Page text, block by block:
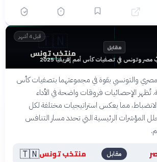
قبل 4 أشهر
مقابل 🇹🇳
منتخب تونسمصر وتونس في تصفيات كأس أمم إفريقيا 2025
والتونسي بقوة في مجموعتهما بتصفيات كأس
تُظهر الإحصائيات فروقات واضحة في الأداء
مما يعكس استراتيجيات مختلفة لكل
المؤشرات الرئيسية التي تحدد مسار التنافس
مقابل منتخب تونس🇹🇳